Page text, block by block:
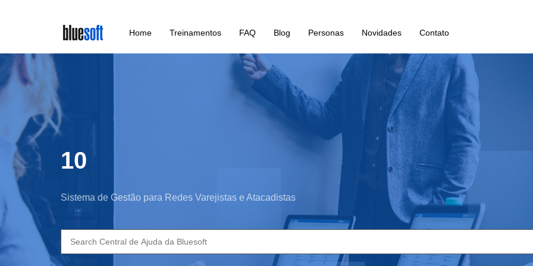
main
content
Home Treinamentos FAQ Blog Personas Novidades Contato
10
Sistema de Gestão para Redes Varejistas e Atacadistas
Search
for: